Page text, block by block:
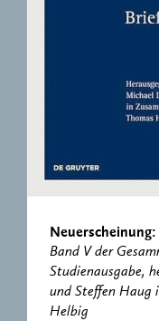
ERNST
Band V der
Studienausgabe,
und Steffen Haug
Helbig